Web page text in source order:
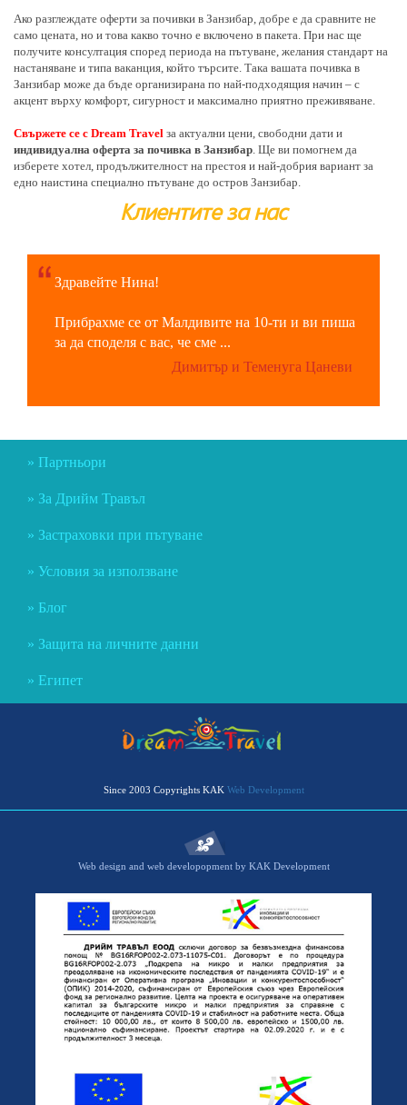
Ако разглеждате оферти за почивки в Занзибар, добре е да сравните не
само цената, но и това какво точно е включено в пакета. При нас ще
получите консултация според периода на пътуване, желания стандарт на
настаняване и типа ваканция, който търсите. Така вашата почивка в
Занзибар може да бъде организирана по най-подходящия начин – с
акцент върху комфорт, сигурност и максимално приятно преживяване.
Свържете се с Dream Travel за актуални цени, свободни дати и
индивидуална оферта за почивка в Занзибар . Ще ви помогнем да
изберете хотел, продължителност на престоя и най-добрия вариант за
едно наистина специално пътуване до остров Занзибар.
Клиентите за нас
Здравейте Нина!
Прибрахме се от Малдивите на 10-ти и ви пиша
за да споделя с вас, че сме ...
Димитър и Теменуга Цаневи
Партньори
За Дрийм Травъл
Застраховки при пътуване
Условия за използване
Блог
Защита на личните данни
Египет
Since 2003 Copyrights KAK Web Development
Web design and web developopment by KAK Development